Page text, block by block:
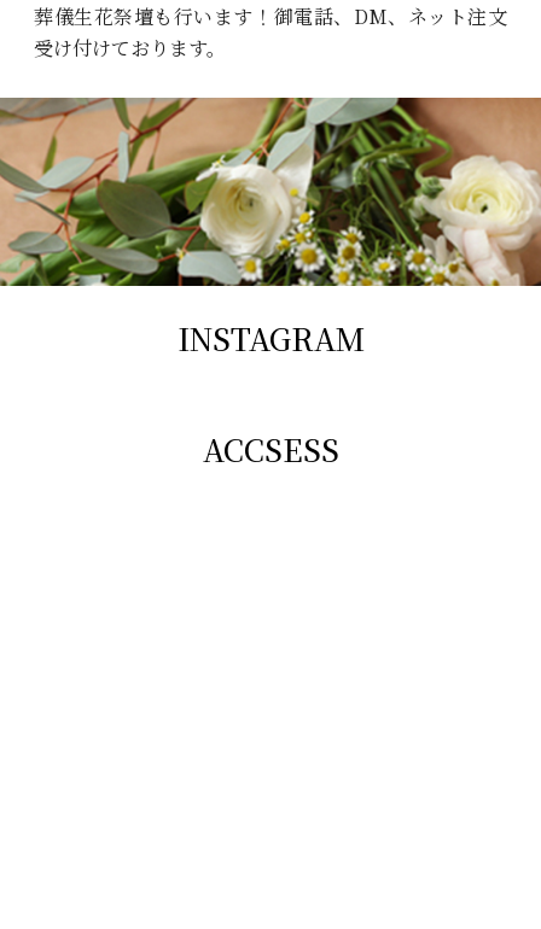
葬儀生花祭壇も行います！御電話、DM、ネット注文
受け付けております。
INSTAGRAM
ACCSESS